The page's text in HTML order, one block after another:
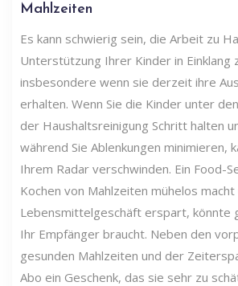
Mahlzeiten
Es kann schwierig sein, die Arbeit zu
Unterstützung Ihrer Kinder in Einklang
insbesondere wenn sie derzeit ihre
erhalten. Wenn Sie die Kinder unter
der Haushaltsreinigung Schritt halten
während Sie Ablenkungen minimieren,
Ihrem Radar verschwinden. Ein Food-
Kochen von Mahlzeiten mühelos
Lebensmittelgeschäft erspart, könnte
Ihr Empfänger braucht. Neben den
gesunden Mahlzeiten und der
Abo ein Geschenk, das sie sehr zu